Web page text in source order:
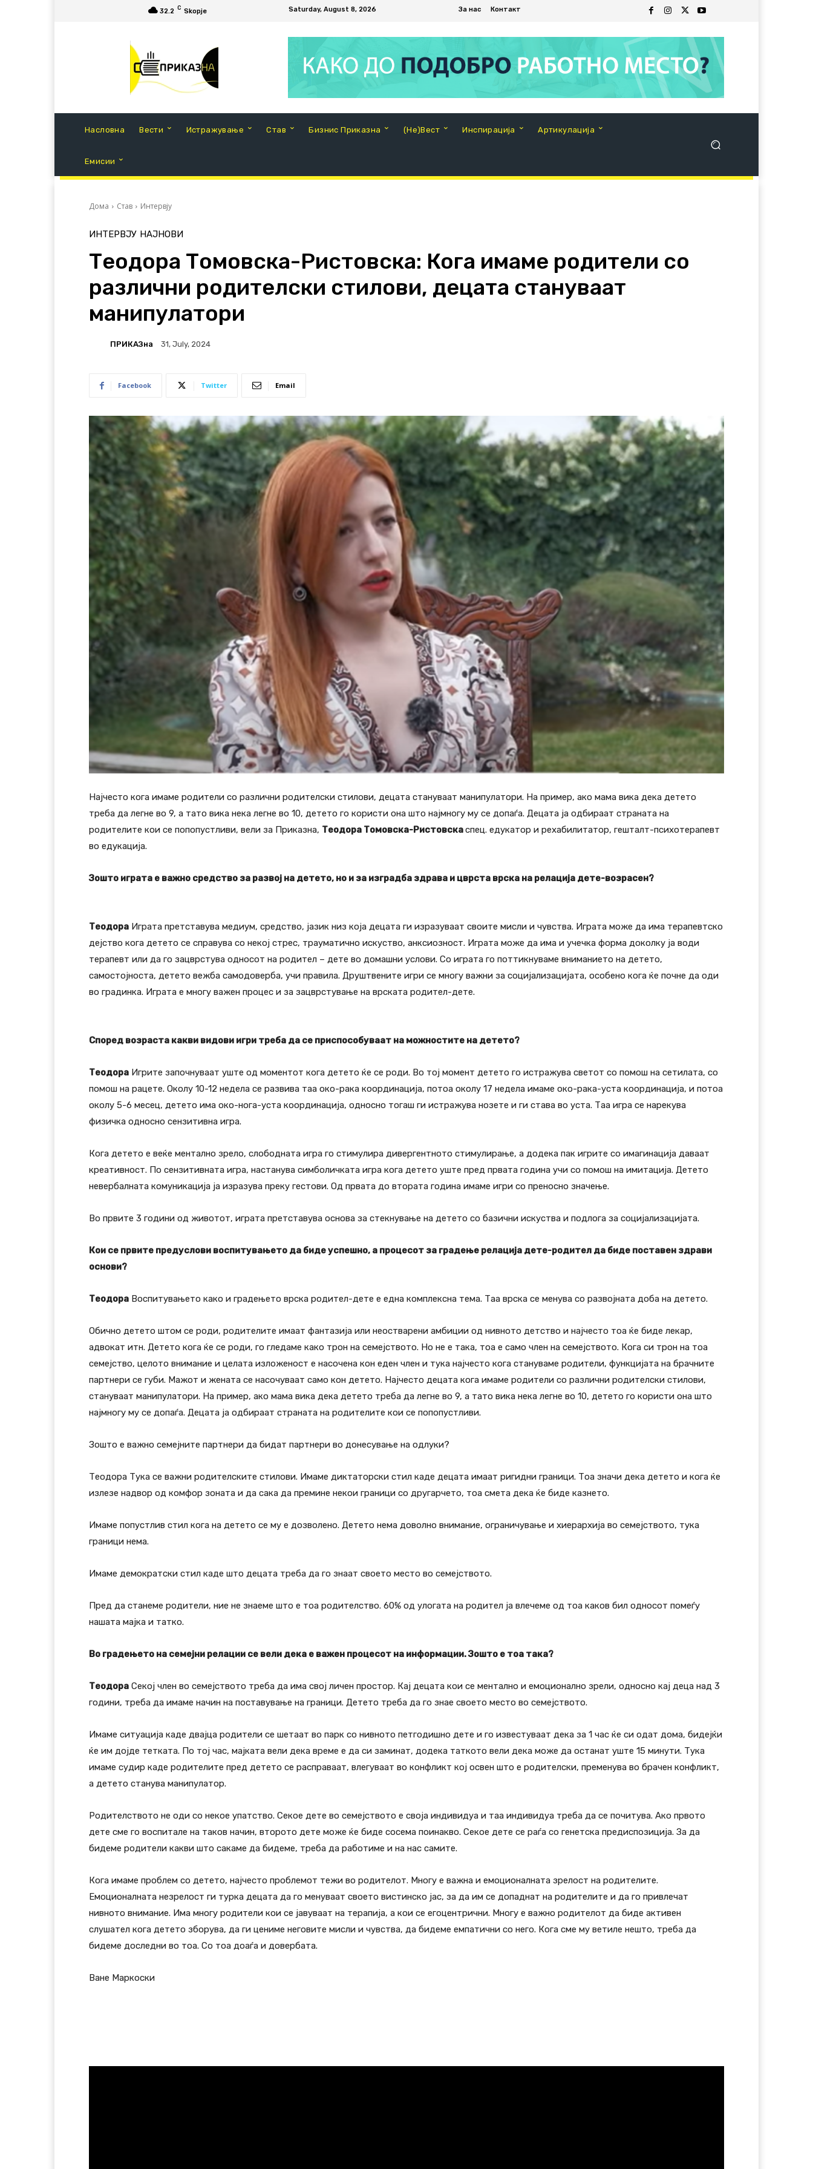
32.2 C Skopje Saturday, August 8, 2026 За нас Контакт
Насловна Вести Истражување Став Бизнис Приказна (Не)Вест Инспирација Артикулација
Емисии
Дома Став Интервју
ИНТЕРВЈУ НАЈНОВИ
Теодора Томовска-Ристовска: Кога имаме родители со
различни родителски стилови, децата стануваат
манипулатори
ПРИКАЗна 31, July, 2024
Facebook Twitter Email
Најчесто кога имаме родители со различни родителски стилови, децата стануваат манипулатори. На пример, ако мама вика дека детето
треба да легне во 9, а тато вика нека легне во 10, детето го користи она што најмногу му се допаѓа. Децата ја одбираат страната на
родителите кои се попопустливи, вели за Приказна, Теодора Томовска-Ристовскаспец. едукатор и рехабилитатор, гешталт-психотерапевт
во едукација.
Зошто играта е важно средство за развој на детето, но и за изградба здрава и цврста врска на релација дете-возрасен?
Теодора Играта претставува медиум, средство, јазик низ која децата ги изразуваат своите мисли и чувства. Играта може да има терапевтско
дејство кога детето се справува со некој стрес, трауматично искуство, анксиозност. Играта може да има и учечка форма доколку ја води
терапевт или да го зацврстува односот на родител – дете во домашни услови. Со играта го поттикнуваме вниманието на детето,
самостојноста, детето вежба самодоверба, учи правила. Друштвените игри се многу важни за социјализацијата, особено кога ќе почне да оди
во градинка. Играта е многу важен процес и за зацврстување на врската родител-дете.
Според возраста какви видови игри треба да се приспособуваат на можностите на детето?
Теодора Игрите започнуваат уште од моментот кога детето ќе се роди. Во тој момент детето го истражува светот со помош на сетилата, со
помош на рацете. Околу 10-12 недела се развива таа око-рака координација, потоа околу 17 недела имаме око-рака-уста координација, и потоа
околу 5-6 месец, детето има око-нога-уста координација, односно тогаш ги истражува нозете и ги става во уста. Таа игра се нарекува
физичка односно сензитивна игра.
Кога детето е веќе ментално зрело, слободната игра го стимулира дивергентното стимулирање, а додека пак игрите со имагинација даваат
креативност. По сензитивната игра, настанува симболичката игра кога детето уште пред првата година учи со помош на имитација. Детето
невербалната комуникација ја изразува преку гестови. Од првата до втората година имаме игри со преносно значење.
Во првите 3 години од животот, играта претставува основа за стекнување на детето со базични искуства и подлога за социјализацијата.
Кои се првите предуслови воспитувањето да биде успешно, а процесот за градење релација дете-родител да биде поставен здрави
основи?
Теодора Воспитувањето како и градењето врска родител-дете е една комплексна тема. Таа врска се менува со развојната доба на детето.
Обично детето штом се роди, родителите имаат фантазија или неостварени амбиции од нивното детство и најчесто тоа ќе биде лекар,
адвокат итн. Детето кога ќе се роди, го гледаме како трон на семејството. Но не е така, тоа е само член на семејството. Кога си трон на тоа
семејство, целото внимание и целата изложеност е насочена кон еден член и тука најчесто кога стануваме родители, функцијата на брачните
партнери се губи. Мажот и жената се насочуваат само кон детето. Најчесто децата кога имаме родители со различни родителски стилови,
стануваат манипулатори. На пример, ако мама вика дека детето треба да легне во 9, а тато вика нека легне во 10, детето го користи она што
најмногу му се допаѓа. Децата ја одбираат страната на родителите кои се попопустливи.
Зошто е важно семејните партнери да бидат партнери во донесување на одлуки?
Теодора Тука се важни родителските стилови. Имаме диктаторски стил каде децата имаат ригидни граници. Тоа значи дека детето и кога ќе
излезе надвор од комфор зоната и да сака да премине некои граници со другарчето, тоа смета дека ќе биде казнето.
Имаме попустлив стил кога на детето се му е дозволено. Детето нема доволно внимание, ограничување и хиерархија во семејството, тука
граници нема.
Имаме демократски стил каде што децата треба да го знаат своето место во семејството.
Пред да станеме родители, ние не знаеме што е тоа родителство. 60% од улогата на родител ја влечеме од тоа каков бил односот помеѓу
нашата мајка и татко.
Во градењето на семејни релации се вели дека е важен процесот на информации. Зошто е тоа така?
Теодора Секој член во семејството треба да има свој личен простор. Кај децата кои се ментално и емоционално зрели, односно кај деца над 3
години, треба да имаме начин на поставување на граници. Детето треба да го знае своето место во семејството.
Имаме ситуација каде двајца родители се шетаат во парк со нивното петгодишно дете и го известуваат дека за 1 час ќе си одат дома, бидејќи
ќе им дојде тетката. По тој час, мајката вели дека време е да си заминат, додека таткото вели дека може да останат уште 15 минути. Тука
имаме судир каде родителите пред детето се расправаат, влегуваат во конфликт кој освен што е родителски, пременува во брачен конфликт,
а детето станува манипулатор.
Родителството не оди со некое упатство. Секое дете во семејството е своја индивидуа и таа индивидуа треба да се почитува. Ако првото
дете сме го воспитале на таков начин, второто дете може ќе биде сосема поинакво. Секое дете се раѓа со генетска предиспозиција. За да
бидеме родители какви што сакаме да бидеме, треба да работиме и на нас самите.
Кога имаме проблем со детето, најчесто проблемот тежи во родителот. Многу е важна и емоционалната зрелост на родителите.
Емоционалната незрелост ги турка децата да го менуваат своето вистинско јас, за да им се допаднат на родителите и да го привлечат
нивното внимание. Има многу родители кои се јавуваат на терапија, а кои се егоцентрични. Многу е важно родителот да биде активен
слушател кога детето зборува, да ги цениме неговите мисли и чувства, да бидеме емпатични со него. Кога сме му ветиле нешто, треба да
бидеме доследни во тоа. Со тоа доаѓа и довербата.
Ване Маркоски